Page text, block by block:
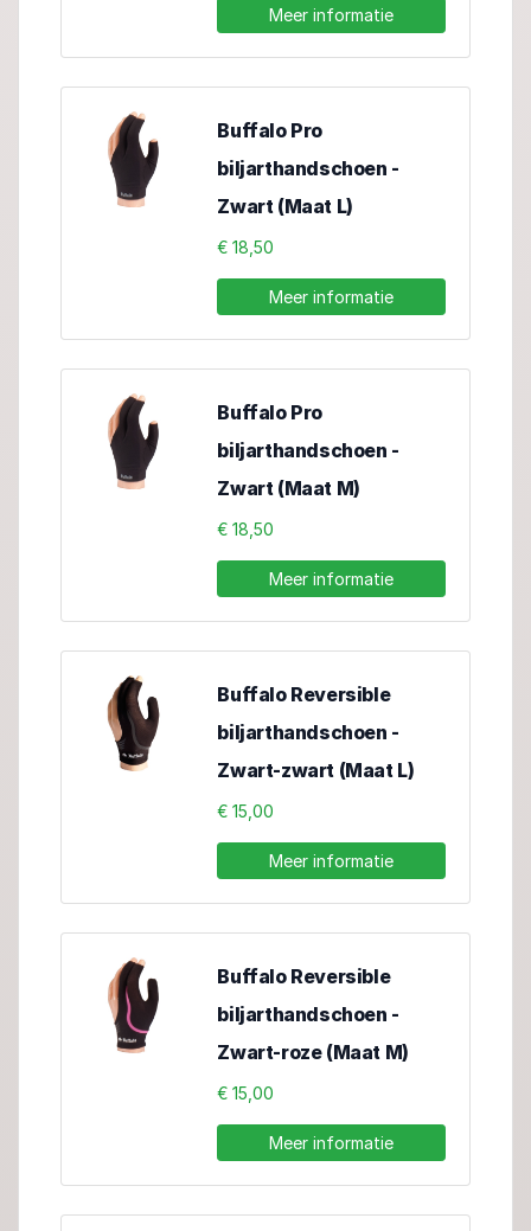
Meer informatie
Buffalo Pro
biljarthandschoen -
Zwart (Maat L)
€ 18,50
Meer informatie
Buffalo Pro
biljarthandschoen -
Zwart (Maat M)
€ 18,50
Meer informatie
Buffalo Reversible
biljarthandschoen -
Zwart-zwart (Maat L)
€ 15,00
Meer informatie
Buffalo Reversible
biljarthandschoen -
Zwart-roze (Maat M)
€ 15,00
Meer informatie